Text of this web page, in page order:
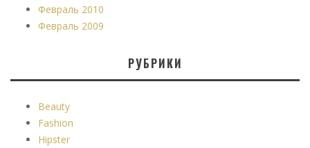
Февраль 2010
Февраль 2009
РУБРИКИ
Beauty
Fashion
Hipster